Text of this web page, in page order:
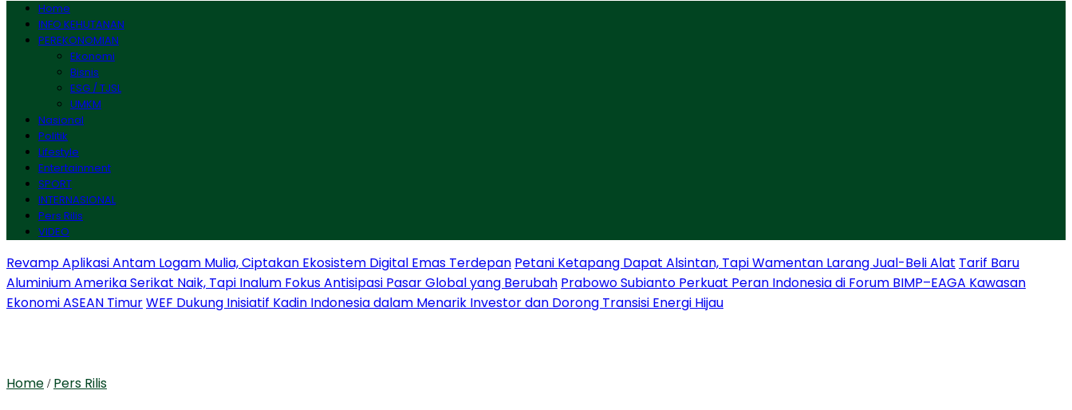
Home
INFO KEHUTANAN
PEREKONOMIAN
Ekonomi
Bisnis
ESG / TJSL
UMKM
Nasional
Politik
Lifestyle
Entertainment
SPORT
INTERNASIONAL
Pers Rilis
VIDEO
Revamp Aplikasi Antam Logam Mulia, Ciptakan Ekosistem Digital Emas Terdepan Petani Ketapang Dapat Alsintan, Tapi Wamentan Larang Jual-Beli Alat Tarif Baru
Aluminium Amerika Serikat Naik, Tapi Inalum Fokus Antisipasi Pasar Global yang Berubah Prabowo Subianto Perkuat Peran Indonesia di Forum BIMP–EAGA Kawasan
Ekonomi ASEAN TimurWEF Dukung Inisiatif Kadin Indonesia dalam Menarik Investor dan Dorong Transisi Energi Hijau
Home / Pers Rilis